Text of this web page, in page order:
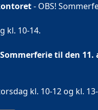
- OBS!
kl. 10-14.
til den 11.
kl. 10-12 og kl.